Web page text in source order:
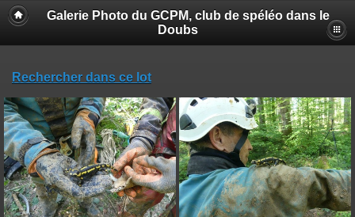
Galerie Photo du GCPM, club de spéléo dans le
Doubs
Rechercher dans ce lot